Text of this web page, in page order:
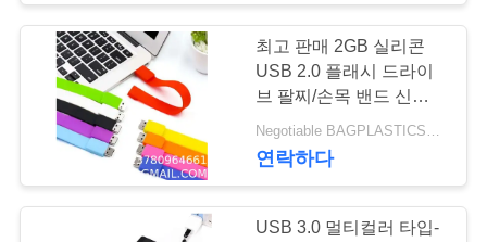
행
관
야외용품 소모품
BAGEASE 제조
90
최고 판매 2GB 실리콘
USB 2.0 플래시 드라이
브 팔찌/손목 밴드 신제품
중국산 맞춤형 빈 USB
플래시 드라이브 실리콘
손목 밴드 팔찌 기념품용
연락하다
USB 3.0 멀티컬러 타입-